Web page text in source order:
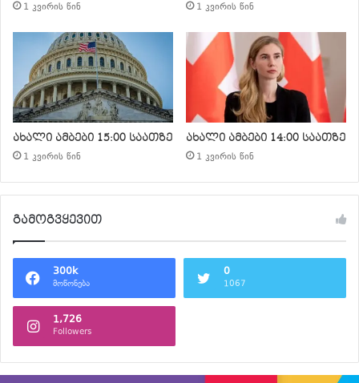
1 კვირის წინ 1 კვირის წინ
ახალი ამბები 15:00 საათზე
1 კვირის წინ
ახალი ამბები 14:00 საათზე
1 კვირის წინ
გამოგვყევით
300k
მოწონება
0
1067
1,726
Followers